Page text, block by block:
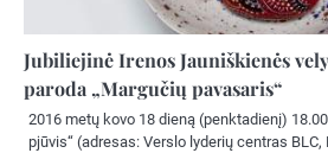
Jubiliejinė Irenos Jauniškienės
paroda „Margučių pavasaris“
2016 metų kovo 18 dieną (penktadienį)
pjūvis“ (adresas: Verslo lyderių centras BLC,